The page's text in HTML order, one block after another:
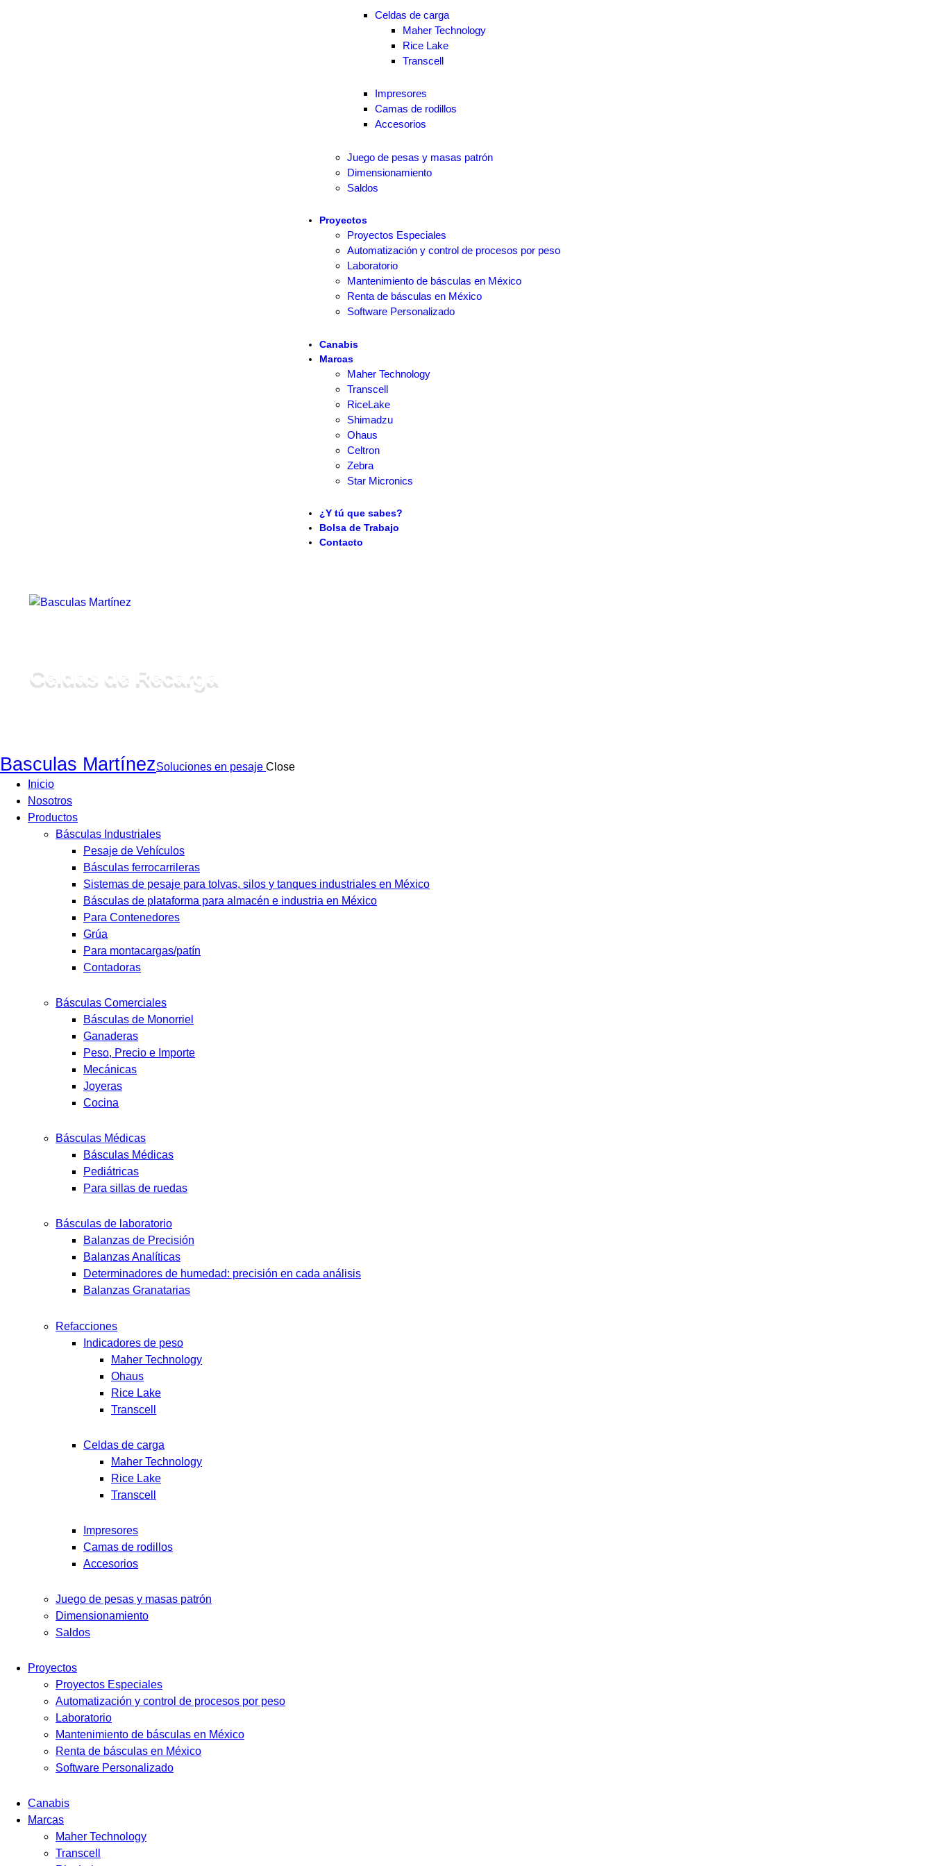
Celdas de carga
Maher Technology
Rice Lake
Transcell
Impresores
Camas de rodillos
Accesorios
Juego de pesas y masas patrón
Dimensionamiento
Saldos
Proyectos
Proyectos Especiales
Automatización y control de procesos por peso
Laboratorio
Mantenimiento de básculas en México
Renta de básculas en México
Software Personalizado
Canabis
Marcas
Maher Technology
Transcell
RiceLake
Shimadzu
Ohaus
Celtron
Zebra
Star Micronics
¿Y tú que sabes?
Bolsa de Trabajo
Contacto
Celdas de Recarga
Basculas MartínezSoluciones en pesaje Close
Inicio
Nosotros
Productos
Básculas Industriales
Pesaje de Vehículos
Básculas ferrocarrileras
Sistemas de pesaje para tolvas, silos y tanques industriales en México
Básculas de plataforma para almacén e industria en México
Para Contenedores
Grúa
Para montacargas/patín
Contadoras
Básculas Comerciales
Básculas de Monorriel
Ganaderas
Peso, Precio e Importe
Mecánicas
Joyeras
Cocina
Básculas Médicas
Básculas Médicas
Pediátricas
Para sillas de ruedas
Básculas de laboratorio
Balanzas de Precisión
Balanzas Analíticas
Determinadores de humedad: precisión en cada análisis
Balanzas Granatarias
Refacciones
Indicadores de peso
Maher Technology
Ohaus
Rice Lake
Transcell
Celdas de carga
Maher Technology
Rice Lake
Transcell
Impresores
Camas de rodillos
Accesorios
Juego de pesas y masas patrón
Dimensionamiento
Saldos
Proyectos
Proyectos Especiales
Automatización y control de procesos por peso
Laboratorio
Mantenimiento de básculas en México
Renta de básculas en México
Software Personalizado
Canabis
Marcas
Maher Technology
Transcell